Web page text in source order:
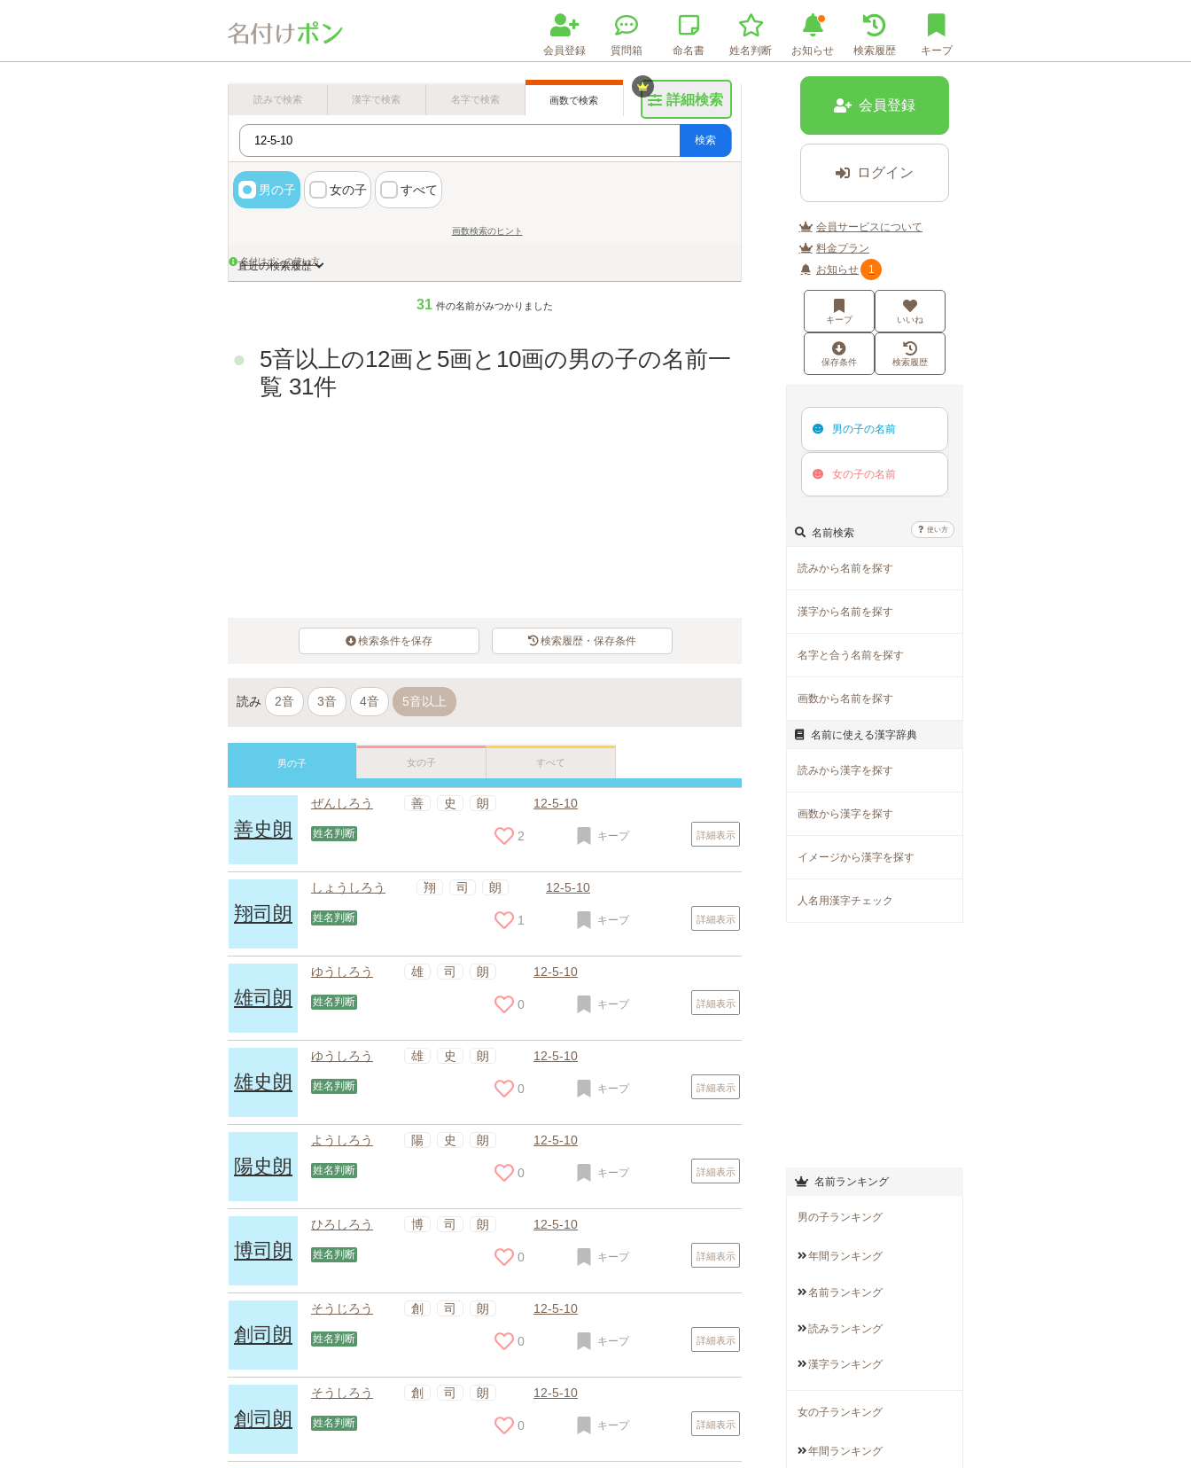
会員登録 質問箱 命名書 姓名判断 お知らせ 検索履歴 キープ
詳細検索
読みで検索 漢字で検索 名字で検索 画数で検索
検索
男の子 女の子 すべて
画数検索のヒント
名付けポンの使い方
直近の検索履歴
31 件の名前がみつかりました
5音以上の12画と5画と10画の男の子の名前一
覧 31件
検索条件を保存 検索履歴・保存条件
読み 2音 3音 4音 5音以上
男の子 女の子 すべて
善史朗
ぜんしろう 善 史 朗 12-5-10
姓名判断 2 キープ 詳細表示
翔司朗
しょうしろう 翔 司 朗 12-5-10
姓名判断 1 キープ 詳細表示
雄司朗
ゆうしろう 雄 司 朗 12-5-10
姓名判断 0 キープ 詳細表示
雄史朗
ゆうしろう 雄 史 朗 12-5-10
姓名判断 0 キープ 詳細表示
陽史朗
ようしろう 陽 史 朗 12-5-10
姓名判断 0 キープ 詳細表示
博司朗
ひろしろう 博 司 朗 12-5-10
姓名判断 0 キープ 詳細表示
創司朗
そうじろう 創 司 朗 12-5-10
姓名判断 0 キープ 詳細表示
創司朗
そうしろう 創 司 朗 12-5-10
姓名判断 0 キープ 詳細表示
会員登録
ログイン
会員サービスについて
料金プラン
お知らせ
1
キープ いいね
保存条件 検索履歴
男の子の名前
女の子の名前
名前検索 使い方
読みから名前を探す
漢字から名前を探す
名字と合う名前を探す
画数から名前を探す
名前に使える漢字辞典
読みから漢字を探す
画数から漢字を探す
イメージから漢字を探す
人名用漢字チェック
名前ランキング
男の子ランキング
年間 ランキング
名前ランキング
読みランキング
漢字ランキング
女の子ランキング
年間 ランキング